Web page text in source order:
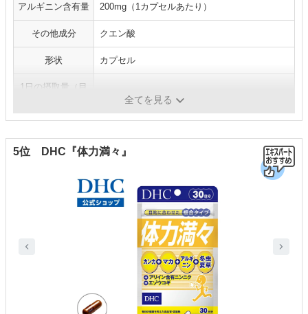
アルギニン含有量 200mg（1カプセルあたり）
その他成分 クエン酸
形状 カプセル
1日の摂取量（目
全てを見る
5位 DHC『体力満々』